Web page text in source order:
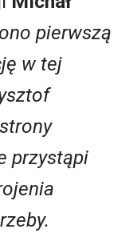
pierwszą
w tej
przystąpi